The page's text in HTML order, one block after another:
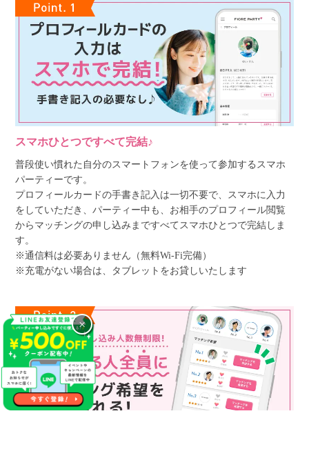
スマホひとつですべて完結♪
普段使い慣れた自分のスマートフォンを使って参加するスマホ
パーティーです。
プロフィールカードの手書き記入は一切不要で、スマホに入力
をしていただき、パーティー中も、お相手のプロフィール閲覧
からマッチングの申し込みまですべてスマホひとつで完結しま
す。
※通信料は必要ありません（無料Wi-Fi完備）
※充電がない場合は、タブレットをお貸しいたします
×